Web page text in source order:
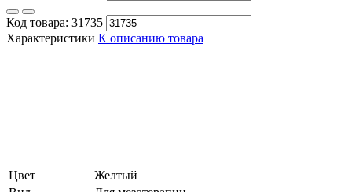
Код товара: 31735
Характеристики К описанию товара
Цвет
Желтый